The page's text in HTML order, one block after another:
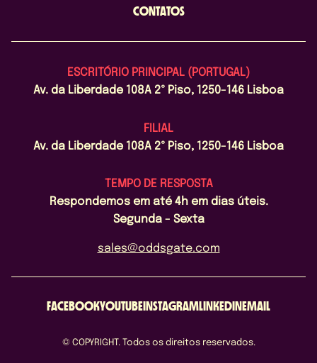
CONTATOS
ESCRITÓRIO PRINCIPAL (PORTUGAL)
Av. da Liberdade 108A 2º Piso, 1250-146 Lisboa
FILIAL
Av. da Liberdade 108A 2º Piso, 1250-146 Lisboa
TEMPO DE RESPOSTA
Respondemos em até 4h em dias úteis.
Segunda - Sexta
sales@oddsgate.com
FACEBOOKYOUTUBE INSTAGRAMLINKEDIN EMAIL
© COPYRIGHT. Todos os direitos reservados.